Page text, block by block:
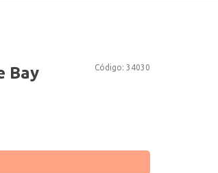
Código: 34030
Bay